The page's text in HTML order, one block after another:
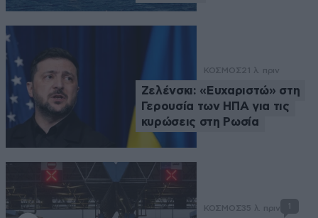
ΚΟΣΜΟΣ21 λ. πριν
Ζελένσκι: «Ευχαριστώ» στη
Γερουσία των ΗΠΑ για τις
κυρώσεις στη Ρωσία
ΚΟΣΜΟΣ35 λ. πριν 1